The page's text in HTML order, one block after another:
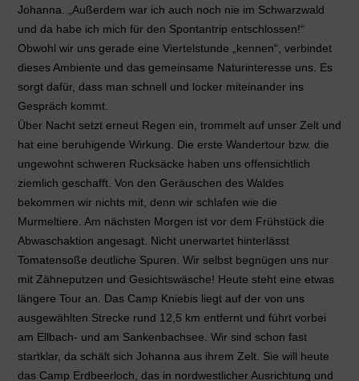
Johanna. „Außerdem war ich auch noch nie im Schwarzwald
und da habe ich mich für den Spontantrip entschlossen!“
Obwohl wir uns gerade eine Viertelstunde „kennen“, verbindet
dieses Ambiente und das gemeinsame Naturinteresse uns. Es
sorgt dafür, dass man schnell und locker miteinander ins
Gespräch kommt.
Über Nacht setzt erneut Regen ein, trommelt auf unser Zelt und
hat eine beruhigende Wirkung. Die erste Wandertour bzw. die
ungewohnt schweren Rucksäcke haben uns offensichtlich
ziemlich geschafft. Von den Geräuschen des Waldes
bekommen wir nichts mit, denn wir schlafen wie die
Murmeltiere. Am nächsten Morgen ist vor dem Frühstück die
Abwaschaktion angesagt. Nicht unerwartet hinterlässt
Tomatensoße deutliche Spuren. Wir selbst begnügen uns nur
mit Zähneputzen und Gesichtswäsche! Heute steht eine etwas
längere Tour an. Das Camp Kniebis liegt auf der von uns
ausgewählten Strecke rund 12,5 km entfernt und führt vorbei
am Ellbach- und am Sankenbachsee. Wir sind schon fast
startklar, da schält sich Johanna aus ihrem Zelt. Sie will heute
das Camp Erdbeerloch, das in nordwestlicher Ausrichtung und